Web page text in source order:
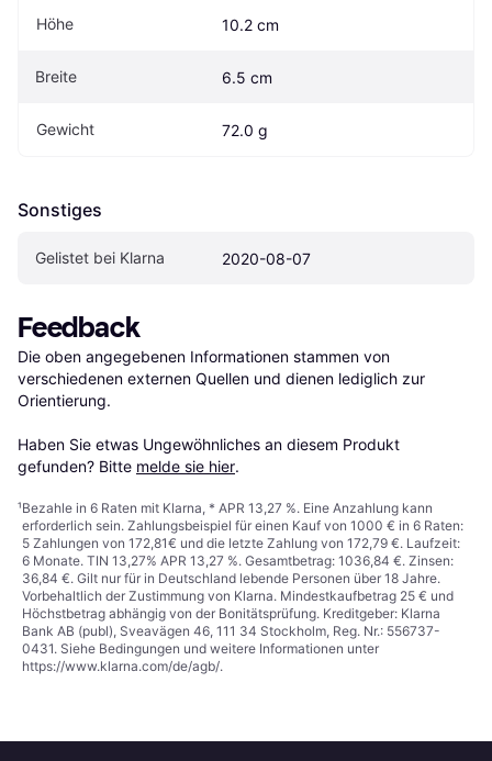
Höhe 10.2 cm
Breite 6.5 cm
Gewicht 72.0 g
Sonstiges
Gelistet bei Klarna 2020-08-07
Feedback
Die oben angegebenen Informationen stammen von
verschiedenen externen Quellen und dienen lediglich zur
Orientierung.
Haben Sie etwas Ungewöhnliches an diesem Produkt
gefunden? Bitte melde sie hier.
¹Bezahle in 6 Raten mit Klarna, * APR 13,27 %. Eine Anzahlung kann
erforderlich sein. Zahlungsbeispiel für einen Kauf von 1000 € in 6 Raten:
5 Zahlungen von 172,81€ und die letzte Zahlung von 172,79 €. Laufzeit:
6 Monate. TIN 13,27% APR 13,27 %. Gesamtbetrag: 1036,84 €. Zinsen:
36,84 €. Gilt nur für in Deutschland lebende Personen über 18 Jahre.
Vorbehaltlich der Zustimmung von Klarna. Mindestkaufbetrag 25 € und
Höchstbetrag abhängig von der Bonitätsprüfung. Kreditgeber: Klarna
Bank AB (publ), Sveavägen 46, 111 34 Stockholm, Reg. Nr.: 556737-
0431. Siehe Bedingungen und weitere Informationen unter
https://www.klarna.com/de/agb/.